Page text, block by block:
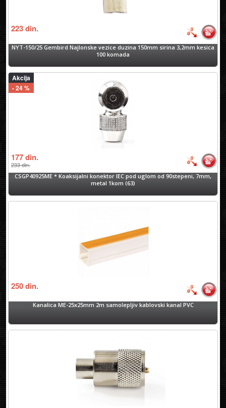
223din.
NYT-150/25 Gembird Najlonske vezice duzina 150mm sirina 3,2mm kesica
100 komada
Akcija
- 24 %
177din.
233din.
CSGP40925ME * Koaksijalni konektor IEC pod uglom od 90stepeni, 7mm,
metal 1kom (63)
250din.
Kanalica ME-25x25mm 2m samolepljiv kablovski kanal PVC